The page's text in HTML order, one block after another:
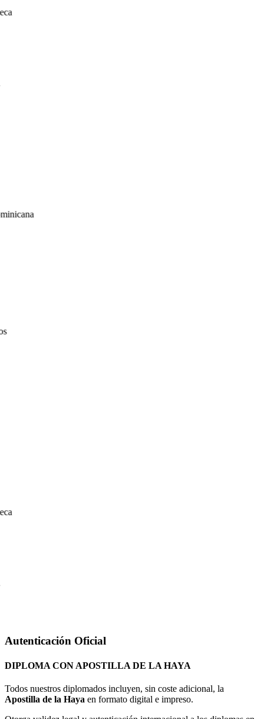
Autenticación Oficial
DIPLOMA CON APOSTILLA DE LA HAYA
Todos nuestros diplomados incluyen, sin coste adicional, la
Apostilla de la Haya en formato digital e impreso.